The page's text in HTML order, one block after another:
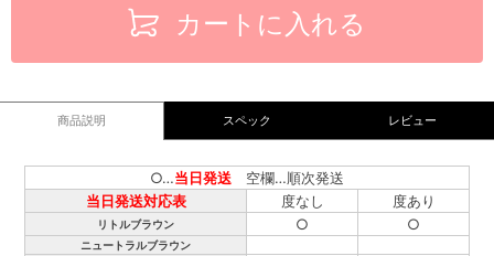
カートに入れる
商品説明 スペック レビュー
○…当日発送 空欄…順次発送
当日発送対応表
度なし 度あり
リトルブラウン ○ ○
ニュートラルブラウン